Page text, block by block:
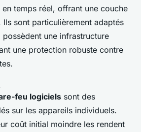
temps réel, offrant une couche
sont particulièrement adaptés
une infrastructure
une protection robuste contre
feu logiciels sont des
sur les appareils individuels.
coût initial moindre les rendent